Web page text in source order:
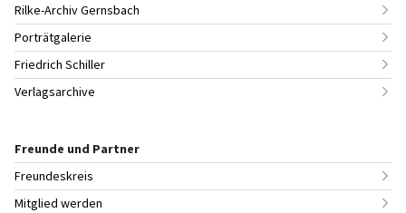
Rilke-Archiv Gernsbach
Porträtgalerie
Friedrich Schiller
Verlagsarchive
Freunde und Partner
Freundeskreis
Mitglied werden